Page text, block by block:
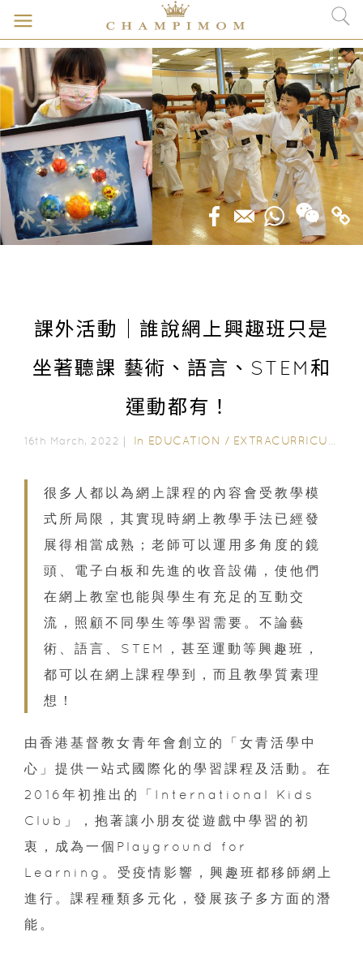
課外活動｜誰說網上興趣班只是
坐著聽課 藝術、語言、STEM和
運動都有！
16th March, 2022｜ In EDUCATION / EXTRACURRICULAR ACTIVITIES
很多人都以為網上課程的內容會受教學模
式所局限，其實現時網上教學手法已經發
展得相當成熟；老師可以運用多角度的鏡
頭、電子白板和先進的收音設備，使他們
在網上教室也能與學生有充足的互動交
流，照顧不同學生等學習需要。不論藝
術、語言、STEM，甚至運動等興趣班，
都可以在網上課程學到，而且教學質素理
想！
由香港基督教女青年會創立的「女青活學中
心」提供一站式國際化的學習課程及活動。在
2016年初推出的「International Kids
Club」，抱著讓小朋友從遊戲中學習的初
衷，成為一個Playground for
Learning。受疫情影響，興趣班都移師網上
進行。課程種類多元化，發展孩子多方面的潛
能。